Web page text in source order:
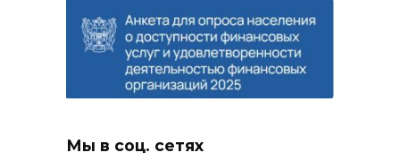
Мы в соц. сетях